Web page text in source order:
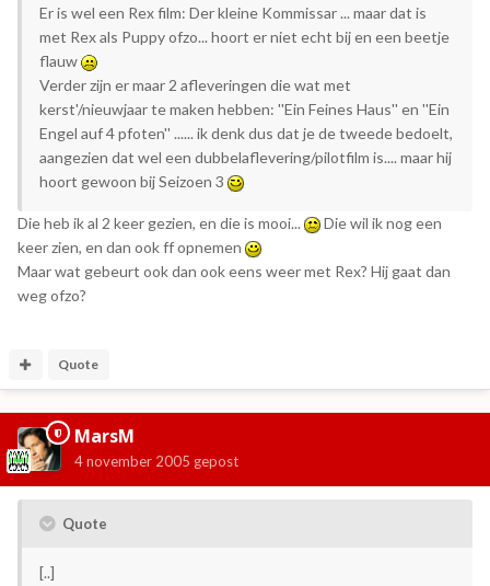
Er is wel een Rex film: Der kleine Kommissar ... maar dat is
met Rex als Puppy ofzo... hoort er niet echt bij en een beetje
flauw
Verder zijn er maar 2 afleveringen die wat met
kerst'/nieuwjaar te maken hebben: ''Ein Feines Haus'' en ''Ein
Engel auf 4 pfoten'' ...... ik denk dus dat je de tweede bedoelt,
aangezien dat wel een dubbelaflevering/pilotfilm is.... maar hij
hoort gewoon bij Seizoen 3
Die heb ik al 2 keer gezien, en die is mooi...
Die wil ik nog een
keer zien, en dan ook ff opnemen
Maar wat gebeurt ook dan ook eens weer met Rex? Hij gaat dan
weg ofzo?
Quote
MarsM
4 november 2005 gepost
Quote
[..]